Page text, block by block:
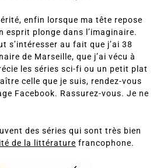
enfin lorsque ma tête repose
esprit plonge dans l’imaginaire.
s’intéresser au fait que j’ai 38
de Marseille, que j’ai vécu à
les séries sci-fi ou un petit plat
celle que je suis, rendez-vous
Facebook. Rassurez-vous. Je ne
des séries qui sont très bien
de la littérature francophone.